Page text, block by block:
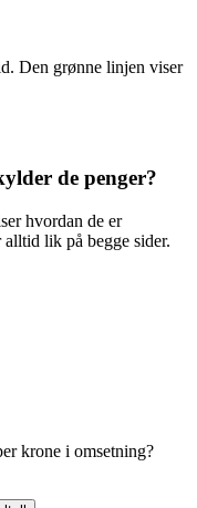
Den grønne linjen viser
de penger?
hvordan de er
lik på begge sider.
krone i omsetning?